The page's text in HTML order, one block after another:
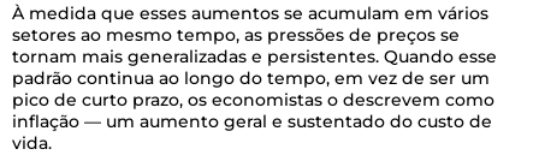
À medida que esses aumentos se acumulam em vários
setores ao mesmo tempo, as pressões de preços se
tornam mais generalizadas e persistentes. Quando esse
padrão continua ao longo do tempo, em vez de ser um
pico de curto prazo, os economistas o descrevem como
inflação — um aumento geral e sustentado do custo de
vida.